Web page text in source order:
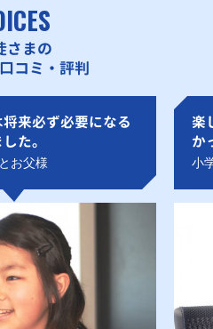
さまの
コミ・評判
来必ず必要になる
た。
お父様
楽
か
小